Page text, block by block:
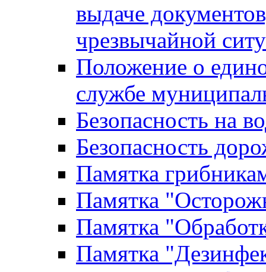
выдаче
чрезвычайной
Положение о
службе
Безопасность на
Безопасность
Памятка
Памятка
Памятка
Памятка